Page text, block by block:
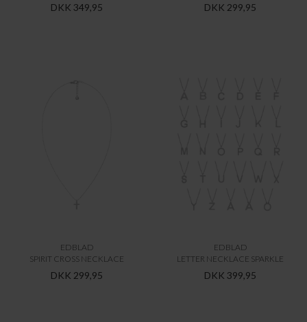
DKK 349,95 DKK 299,95
EDBLAD
SPIRIT CROSS NECKLACE
DKK 299,95
EDBLAD
LETTER NECKLACE SPARKLE
DKK 399,95